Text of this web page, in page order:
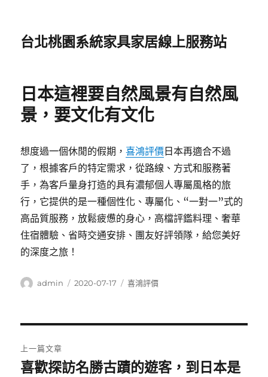
台北桃園系統家具家居線上服務站
日本這裡要自然風景有自然風
景，要文化有文化
想度過一個休閒的假期，喜鴻評價 日本再適合不過
了，根據客戶的特定需求，從路線、方式和服務著
手，為客戶量身打造的具有濃郁個人專屬風格的旅
行，它提供的是一種個性化、專屬化、“一對一”式的
高品質服務，放鬆疲憊的身心，高檔評鑑料理、奢華
住宿體驗、省時交通安排、團友好評領隊，給您美好
的深度之旅！
作
admin
發
2020-07-17
分
喜鴻評價
章
上一篇文章
上
喜歡探訪名勝古蹟的遊客，到日本是